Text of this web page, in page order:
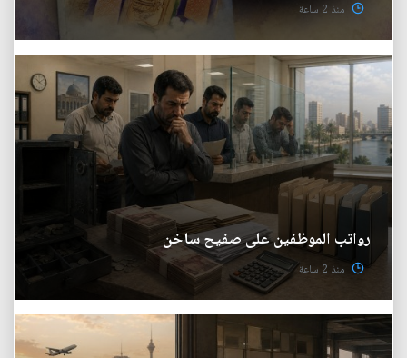
منذ 2 ساعة
رواتب الموظفين على صفيح ساخن
منذ 2 ساعة